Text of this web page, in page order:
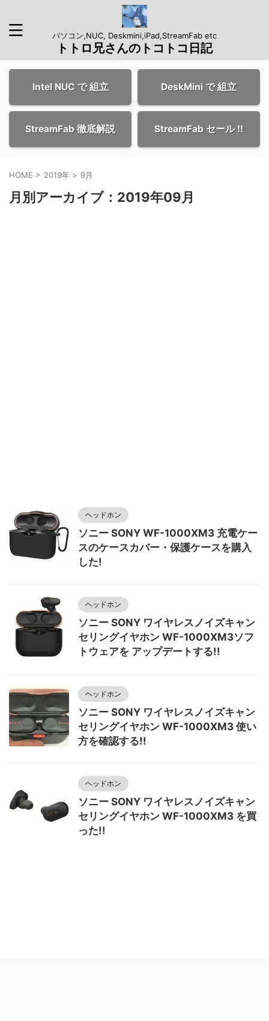
パソコン,NUC, Deskmini,iPad,StreamFab etc
トトロ兄さんのトコトコ日記
Intel NUC で 組立 DeskMini で 組立
StreamFab 徹底解説 StreamFab セール !!
HOME > 2019年 > 9月
月別アーカイブ：2019年09月
ヘッドホン
ソニー SONY WF-1000XM3 充電ケー
スのケースカバー・保護ケースを購入
した!
ヘッドホン
ソニー SONY ワイヤレスノイズキャン
セリングイヤホン WF-1000XM3ソフ
トウェアを アップデートする!!
ヘッドホン
ソニー SONY ワイヤレスノイズキャン
セリングイヤホン WF-1000XM3 使い
方を確認する!!
ヘッドホン
ソニー SONY ワイヤレスノイズキャン
セリングイヤホン WF-1000XM3 を買
った!!